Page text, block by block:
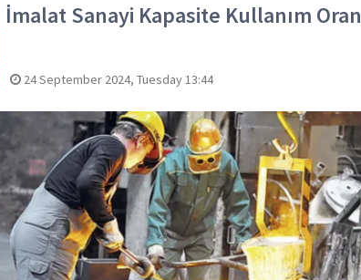
İmalat Sanayi Kapasite Kullanım
24 September 2024, Tuesday 13:44